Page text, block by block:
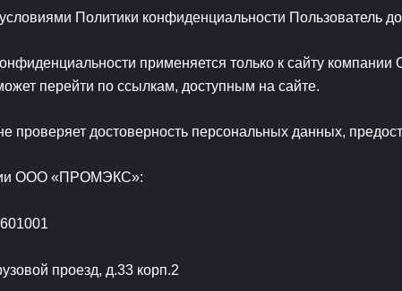
Политики конфиденциальности Пользователь
применяется только к сайту
перейти по ссылкам, доступным на сайте.
проверяет достоверность персональных данных,
ООО «ПРОМЭКС»:
проезд, д.33 корп.2